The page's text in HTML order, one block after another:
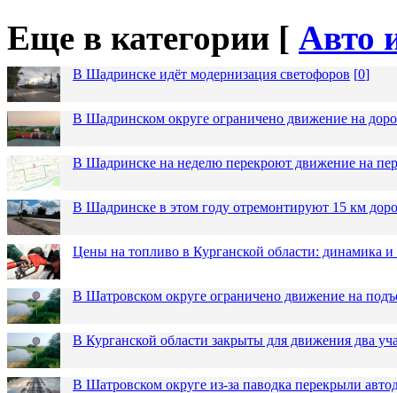
Еще в категории [ Авто
В Шадринске идёт модернизация светофоров [0]
В Шадринском округе ограничено движение на
В Шадринске на неделю перекроют движение на
В Шадринске в этом году отремонтируют 15 км
Цены на топливо в Курганской области: динамика и
В Шатровском округе ограничено движение на
В Курганской области закрыты для движения два
В Шатровском округе из-за паводка перекрыли